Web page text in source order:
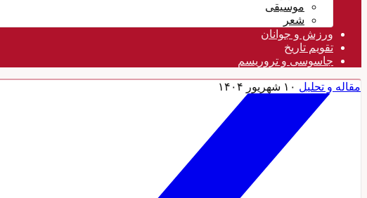
موسیقی
شعر
ورزش و جوانان
تقویم تاريخ
جاسوسی و تروریسم
مقاله و تحلیل ۱۰ شهریور ۱۴۰۴